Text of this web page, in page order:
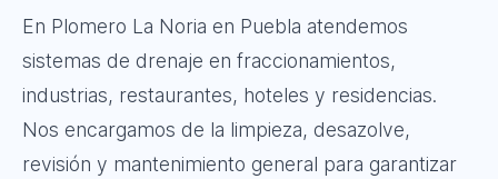
En Plomero La Noria en Puebla atendemos
sistemas de drenaje en fraccionamientos,
industrias, restaurantes, hoteles y residencias.
Nos encargamos de la limpieza, desazolve,
revisión y mantenimiento general para garantizar